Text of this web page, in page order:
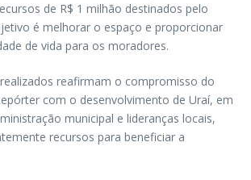
de R$ 1 milhão destinados pelo
é melhorar o espaço e proporcionar
de vida para os moradores.
reafirmam o compromisso do
com o desenvolvimento de Uraí, em
municipal e lideranças locais,
recursos para beneficiar a